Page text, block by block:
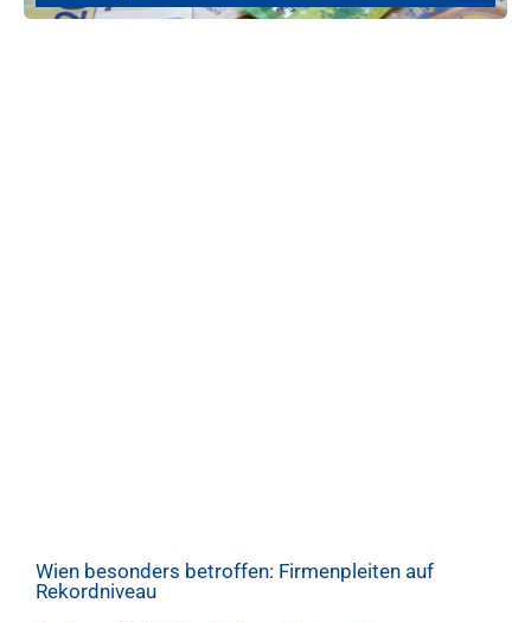
Wien besonders betroffen: Firmenpleiten auf
Rekordniveau